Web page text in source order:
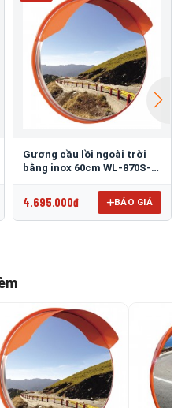
Gương cầu lồi ngoài trời
bằng inox 60cm WL-870S-
4.695.000đ BÁO GIÁ